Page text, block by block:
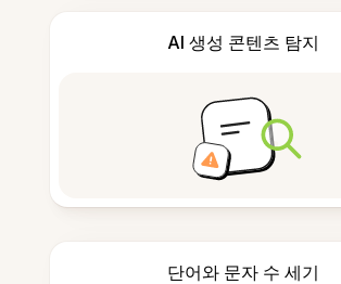
AI 생성 콘텐츠 탐지
단어와 문자 수 세기